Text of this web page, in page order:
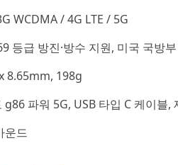
WCDMA / 4G LTE / 5G
등급 방진·방수 지원, 미국 국방
8.65mm, 198g
g86 파워 5G, USB 타입 C 케이블
운드